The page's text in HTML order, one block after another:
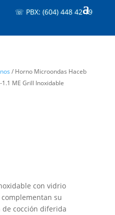
☏ PBX: (604) 448 42 19
/ Horno Microondas Haceb
ME Grill Inoxidable
con vidrio
su
cocción diferida